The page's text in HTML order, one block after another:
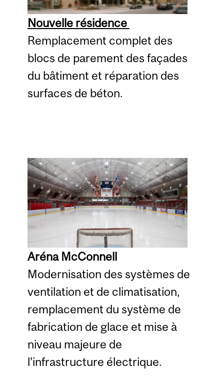
Nouvelle résidence
Remplacement complet des
blocs de parement des façades
du bâtiment et réparation des
surfaces de béton.
Aréna McConnell
Modernisation des systèmes de
ventilation et de climatisation,
remplacement du système de
fabrication de glace et mise à
niveau majeure de
l’infrastructure électrique.